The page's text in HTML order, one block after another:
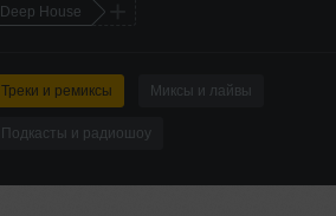
Deep House
Треки и ремиксы Миксы и лайвы
Подкасты и радиошоу